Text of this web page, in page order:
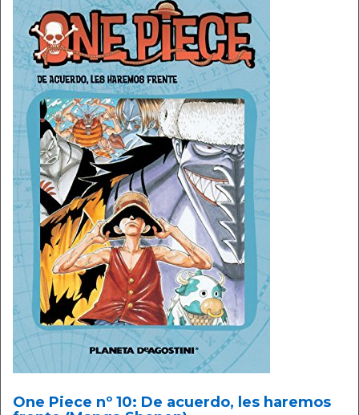
One Piece nº 10: De acuerdo, les haremos